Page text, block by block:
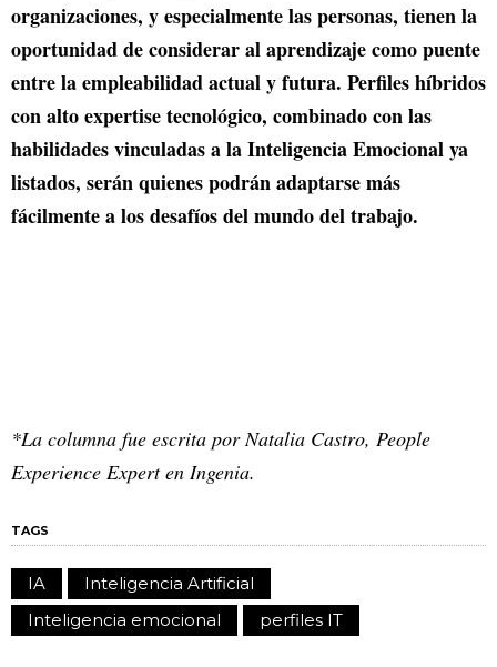
organizaciones, y especialmente las personas, tienen la
oportunidad de considerar al aprendizaje como puente
entre la empleabilidad actual y futura. Perfiles híbridos
con alto expertise tecnológico, combinado con las
habilidades vinculadas a la Inteligencia Emocional ya
listados, serán quienes podrán adaptarse más
fácilmente a los desafíos del mundo del trabajo.
*La columna fue escrita por Natalia Castro, People
Experience Expert en Ingenia.
TAGS
IA
Inteligencia Artificial
Inteligencia emocional
perfiles IT